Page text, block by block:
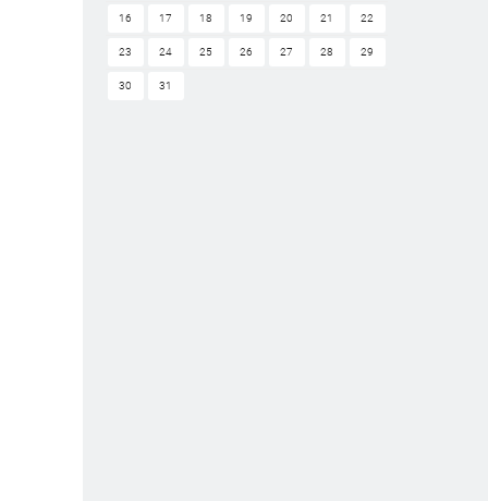
16 17 18 19 20 21 22
23 24 25 26 27 28 29
30 31